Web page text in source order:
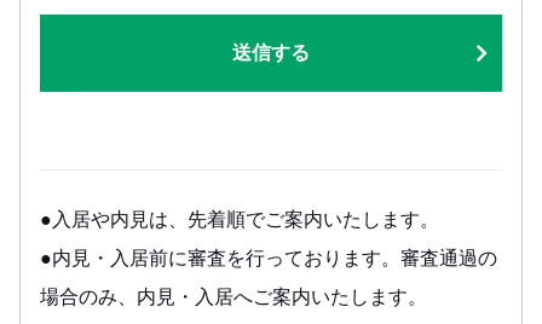
送信する
●入居や内見は、先着順でご案内いたします。
●内見・入居前に審査を行っております。審査通過の
場合のみ、内見・入居へご案内いたします。